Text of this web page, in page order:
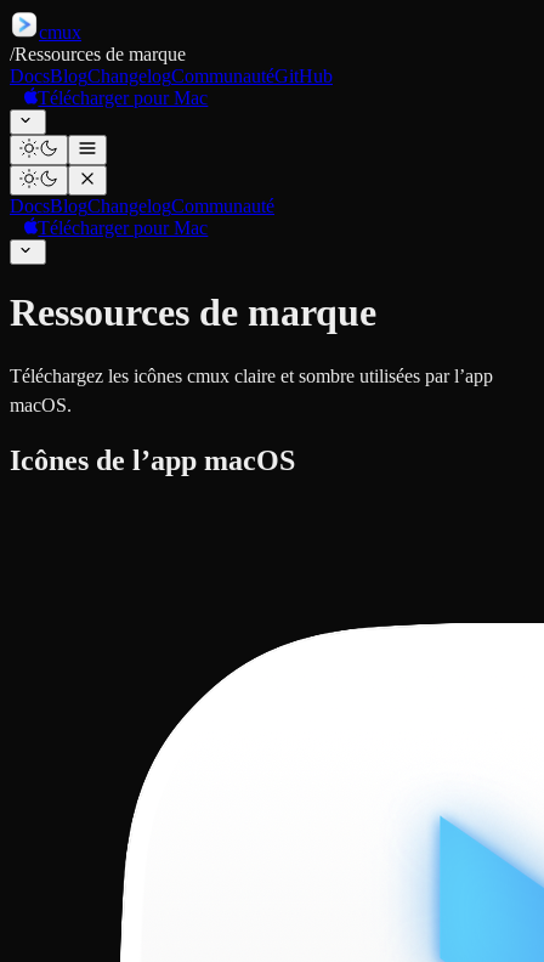
cmux
/Ressources de marque
DocsBlogChangelogCommunautéGitHub
Télécharger pour Mac
DocsBlogChangelogCommunauté
Télécharger pour Mac
Ressources de marque
Téléchargez les icônes cmux claire et sombre utilisées par l’app
macOS.
Icônes de l’app macOS